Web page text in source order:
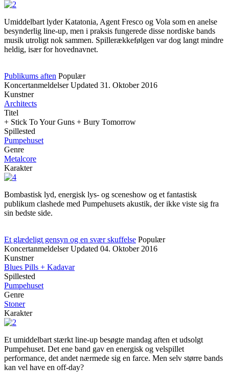
Umiddelbart lyder Katatonia, Agent Fresco og Vola som en anelse
besynderlig line-up, men i praksis fungerede disse nordiske bands
musik utroligt nok sammen. Spillerækkefølgen var dog langt mindre
heldig, især for hovednavnet.
Publikums aften Populær
Koncertanmeldelser Updated 31. Oktober 2016
Kunstner
Architects
Titel
+ Stick To Your Guns + Bury Tomorrow
Spillested
Pumpehuset
Genre
Metalcore
Karakter
Bombastisk lyd, energisk lys- og sceneshow og et fantastisk
publikum clashede med Pumpehusets akustik, der ikke viste sig fra
sin bedste side.
Et glædeligt gensyn og en svær skuffelse Populær
Koncertanmeldelser Updated 04. Oktober 2016
Kunstner
Blues Pills + Kadavar
Spillested
Pumpehuset
Genre
Stoner
Karakter
Et umiddelbart stærkt line-up besøgte mandag aften et udsolgt
Pumpehuset. Det ene band gav en energisk og velspillet
performance, det andet nærmede sig en farce. Men selv større bands
kan vel have en off-day?